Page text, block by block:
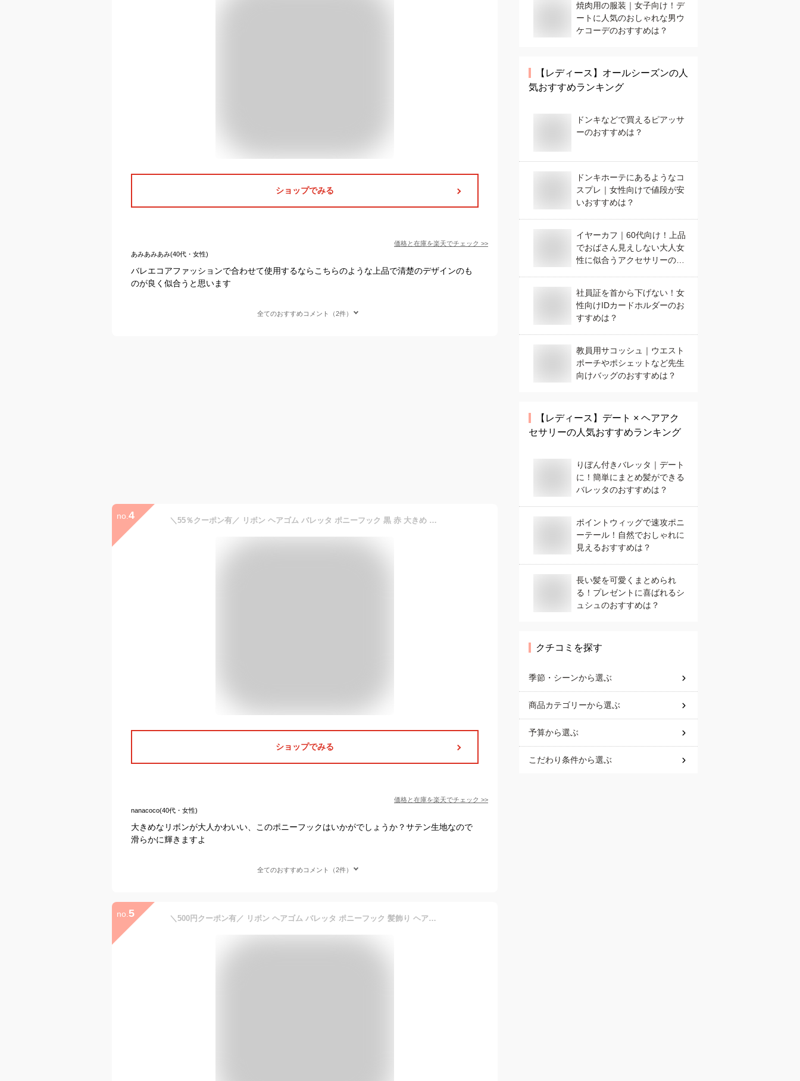
ショップでみる
価格と在庫を楽天でチェック >>
あみあみあみ(40代・女性)
バレエコアファッションで合わせて使用するならこちらのような上品で清楚のデザインのも
のが良く似合うと思います
全てのおすすめコメント（2件）
no. 4 ＼55％クーポン有／ リボン ヘアゴム バレッタ ポニーフック 黒 赤 大きめ シンプル 大人 子供 チア キッズ ヘアアクセ 【ゆうメール便送料無料】 大き目 ヘアアクセサリー 結婚式 リボン 20代 30代 40代 ゴルフ レディース ( ロングサテンダブルリボンバレッタ＆ヘアゴム )
ショップでみる
価格と在庫を楽天でチェック >>
nanacoco(40代・女性)
大きめなリボンが大人かわいい、このポニーフックはいかがでしょうか？サテン生地なので
滑らかに輝きますよ
全てのおすすめコメント（2件）
no. 5 ＼500円クーポン有／ リボン ヘアゴム バレッタ ポニーフック 髪飾り ヘアリボン 大きめ シンプル 大人 子供 チア キッズ 【ゆうメール便送料無料】 ヘアアクセサリー 結婚式 リボン 20代 30代 40代 ゴルフ レディース ( ロングサテンダブルリボンバレッタ＆ヘアゴム )
焼肉用の服装｜女子向け！デ
ートに人気のおしゃれな男ウ
ケコーデのおすすめは？
【レディース】 オールシーズンの人
気おすすめランキング
ドンキなどで買えるピアッサ
ーのおすすめは？
ドンキホーテにあるようなコ
スプレ｜女性向けで値段が安
いおすすめは？
イヤーカフ｜60代向け！上品
でおばさん見えしない大人女
性に似合うアクセサリーのお
社員証を首から下げない！女
性向けIDカードホルダーのお
すすめは？
教員用サコッシュ｜ウエスト
ポーチやポシェットなど先生
向けバッグのおすすめは？
【レディース】 デート × ヘアアク
セサリーの人気おすすめランキング
りぼん付きバレッタ｜デート
に！簡単にまとめ髪ができる
バレッタのおすすめは？
ポイントウィッグで速攻ポニ
ーテール！自然でおしゃれに
見えるおすすめは？
長い髪を可愛くまとめられ
る！プレゼントに喜ばれるシ
ュシュのおすすめは？
クチコミを探す
季節・シーンから選ぶ
商品カテゴリーから選ぶ
予算から選ぶ
こだわり条件から選ぶ